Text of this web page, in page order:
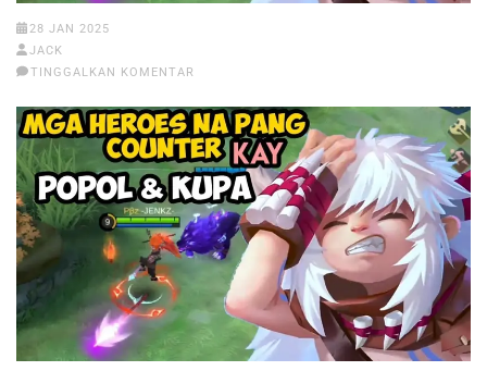
28 JAN 2025
JACK
TINGGALKAN KOMENTAR